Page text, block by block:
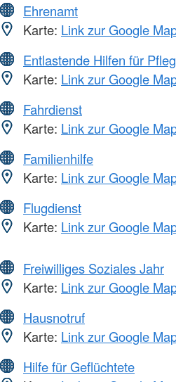
Ehrenamt
Karte: Link zur Google
Entlastende Hilfen für
Karte: Link zur Google
Fahrdienst
Karte: Link zur Google
Familienhilfe
Karte: Link zur Google
Flugdienst
Karte: Link zur Google
Freiwilliges Soziales Jahr
Karte: Link zur Google
Hausnotruf
Karte: Link zur Google
Hilfe für Geflüchtete